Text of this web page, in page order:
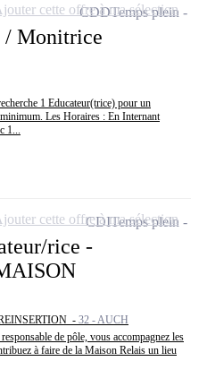
/ Monitrice
1 Educateur(trice) pour un
Les Horaires : En Internant
CDDTemps plein
cette offre à ma sélection
rice -
- 32 - AUCH
de pôle, vous accompagnez les
à faire de la Maison Relais un lieu
CDITemps plein
cette offre à ma sélection